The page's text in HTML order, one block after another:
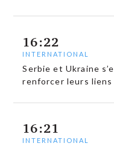
16:22
INTERNATIONAL
Serbie et Ukraine
renforcer leurs liens
16:21
INTERNATIONAL